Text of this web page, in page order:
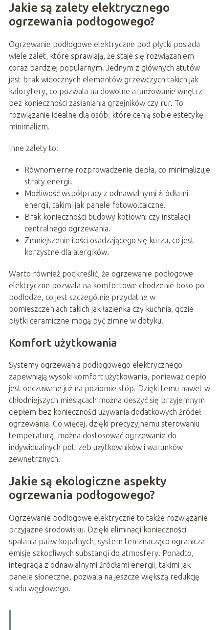
Jakie są zalety elektrycznego
ogrzewania podłogowego?
Ogrzewanie podłogowe elektryczne pod płytki posiada
wiele zalet, które sprawiają, że staje się rozwiązaniem
coraz bardziej popularnym. Jednym z głównych atutów
jest brak widocznych elementów grzewczych takich jak
kaloryfery, co pozwala na dowolne aranżowanie wnętrz
bez konieczności zasłaniania grzejników czy rur. To
rozwiązanie idealne dla osób, które cenią sobie estetykę i
minimalizm.
Inne zalety to:
Równomierne rozprowadzenie ciepła, co minimalizuje
straty energii.
Możliwość współpracy z odnawialnymi źródłami
energii, takimi jak panele fotowoltaiczne.
Brak konieczności budowy kotłowni czy instalacji
centralnego ogrzewania.
Zmniejszenie ilości osadzającego się kurzu, co jest
korzystne dla alergików.
Warto również podkreślić, że ogrzewanie podłogowe
elektryczne pozwala na komfortowe chodzenie boso po
podłodze, co jest szczególnie przydatne w
pomieszczeniach takich jak łazienka czy kuchnia, gdzie
płytki ceramiczne mogą być zimne w dotyku.
Komfort użytkowania
Systemy ogrzewania podłogowego elektrycznego
zapewniają wysoki komfort użytkowania, ponieważ ciepło
jest odczuwane już na poziomie stóp. Dzięki temu nawet w
chłodniejszych miesiącach można cieszyć się przyjemnym
ciepłem bez konieczności używania dodatkowych źródeł
ogrzewania. Co więcej, dzięki precyzyjnemu sterowaniu
temperaturą, można dostosować ogrzewanie do
indywidualnych potrzeb użytkowników i warunków
zewnętrznych.
Jakie są ekologiczne aspekty
ogrzewania podłogowego?
Ogrzewanie podłogowe elektryczne to także rozwiązanie
przyjazne środowisku. Dzięki eliminacji konieczności
spalania paliw kopalnych, system ten znacząco ogranicza
emisję szkodliwych substancji do atmosfery. Ponadto,
integracja z odnawialnymi źródłami energii, takimi jak
panele słoneczne, pozwala na jeszcze większą redukcję
śladu węglowego.